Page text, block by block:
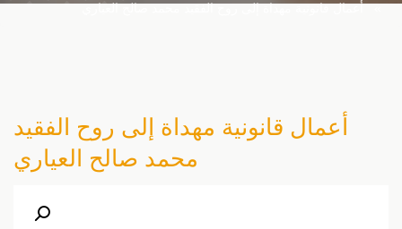
» أعمال قانونية مهداة إلى روح الفقيد محمد صالح العياري
أعمال قانونية مهداة إلى روح الفقيد
محمد صالح العياري